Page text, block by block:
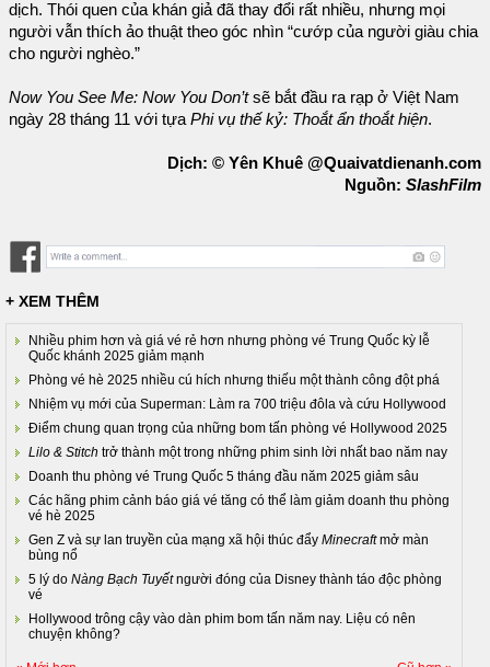
dịch. Thói quen của khán giả đã thay đổi rất nhiều, nhưng mọi
người vẫn thích ảo thuật theo góc nhìn “cướp của người giàu chia
cho người nghèo.”
Now You See Me: Now You Don’tsẽ bắt đầu ra rạp ở Việt Nam
ngày 28 tháng 11 với tựaPhi vụ thế kỷ: Thoắt ẩn thoắt hiện.
Dịch: © Yên Khuê @Quaivatdienanh.com
Nguồn: SlashFilm
+ XEM THÊM
Nhiều phim hơn và giá vé rẻ hơn nhưng phòng vé Trung Quốc kỳ lễ
Quốc khánh 2025 giảm mạnh
Phòng vé hè 2025 nhiều cú hích nhưng thiếu một thành công đột phá
Nhiệm vụ mới của Superman: Làm ra 700 triệu đôla và cứu Hollywood
Điểm chung quan trọng của những bom tấn phòng vé Hollywood 2025
Lilo & Stitch trở thành một trong những phim sinh lời nhất bao năm nay
Doanh thu phòng vé Trung Quốc 5 tháng đầu năm 2025 giảm sâu
Các hãng phim cảnh báo giá vé tăng có thể làm giảm doanh thu phòng
vé hè 2025
Gen Z và sự lan truyền của mạng xã hội thúc đẩy Minecraftmở màn
bùng nổ
5 lý do Nàng Bạch Tuyếtngười đóng của Disney thành táo độc phòng
vé
Hollywood trông cậy vào dàn phim bom tấn năm nay. Liệu có nên
chuyện không?